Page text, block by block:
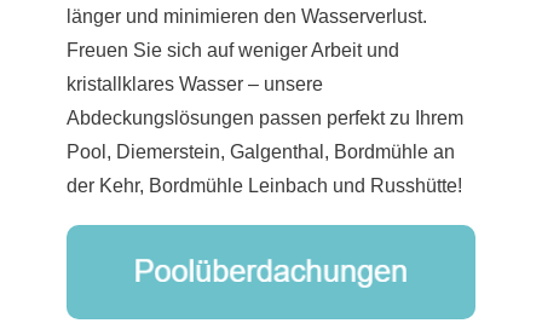
länger und minimieren den Wasserverlust.
Freuen Sie sich auf weniger Arbeit und
kristallklares Wasser – unsere
Abdeckungslösungen passen perfekt zu Ihrem
Pool, Diemerstein, Galgenthal, Bordmühle an
der Kehr, Bordmühle Leinbach und Russhütte!